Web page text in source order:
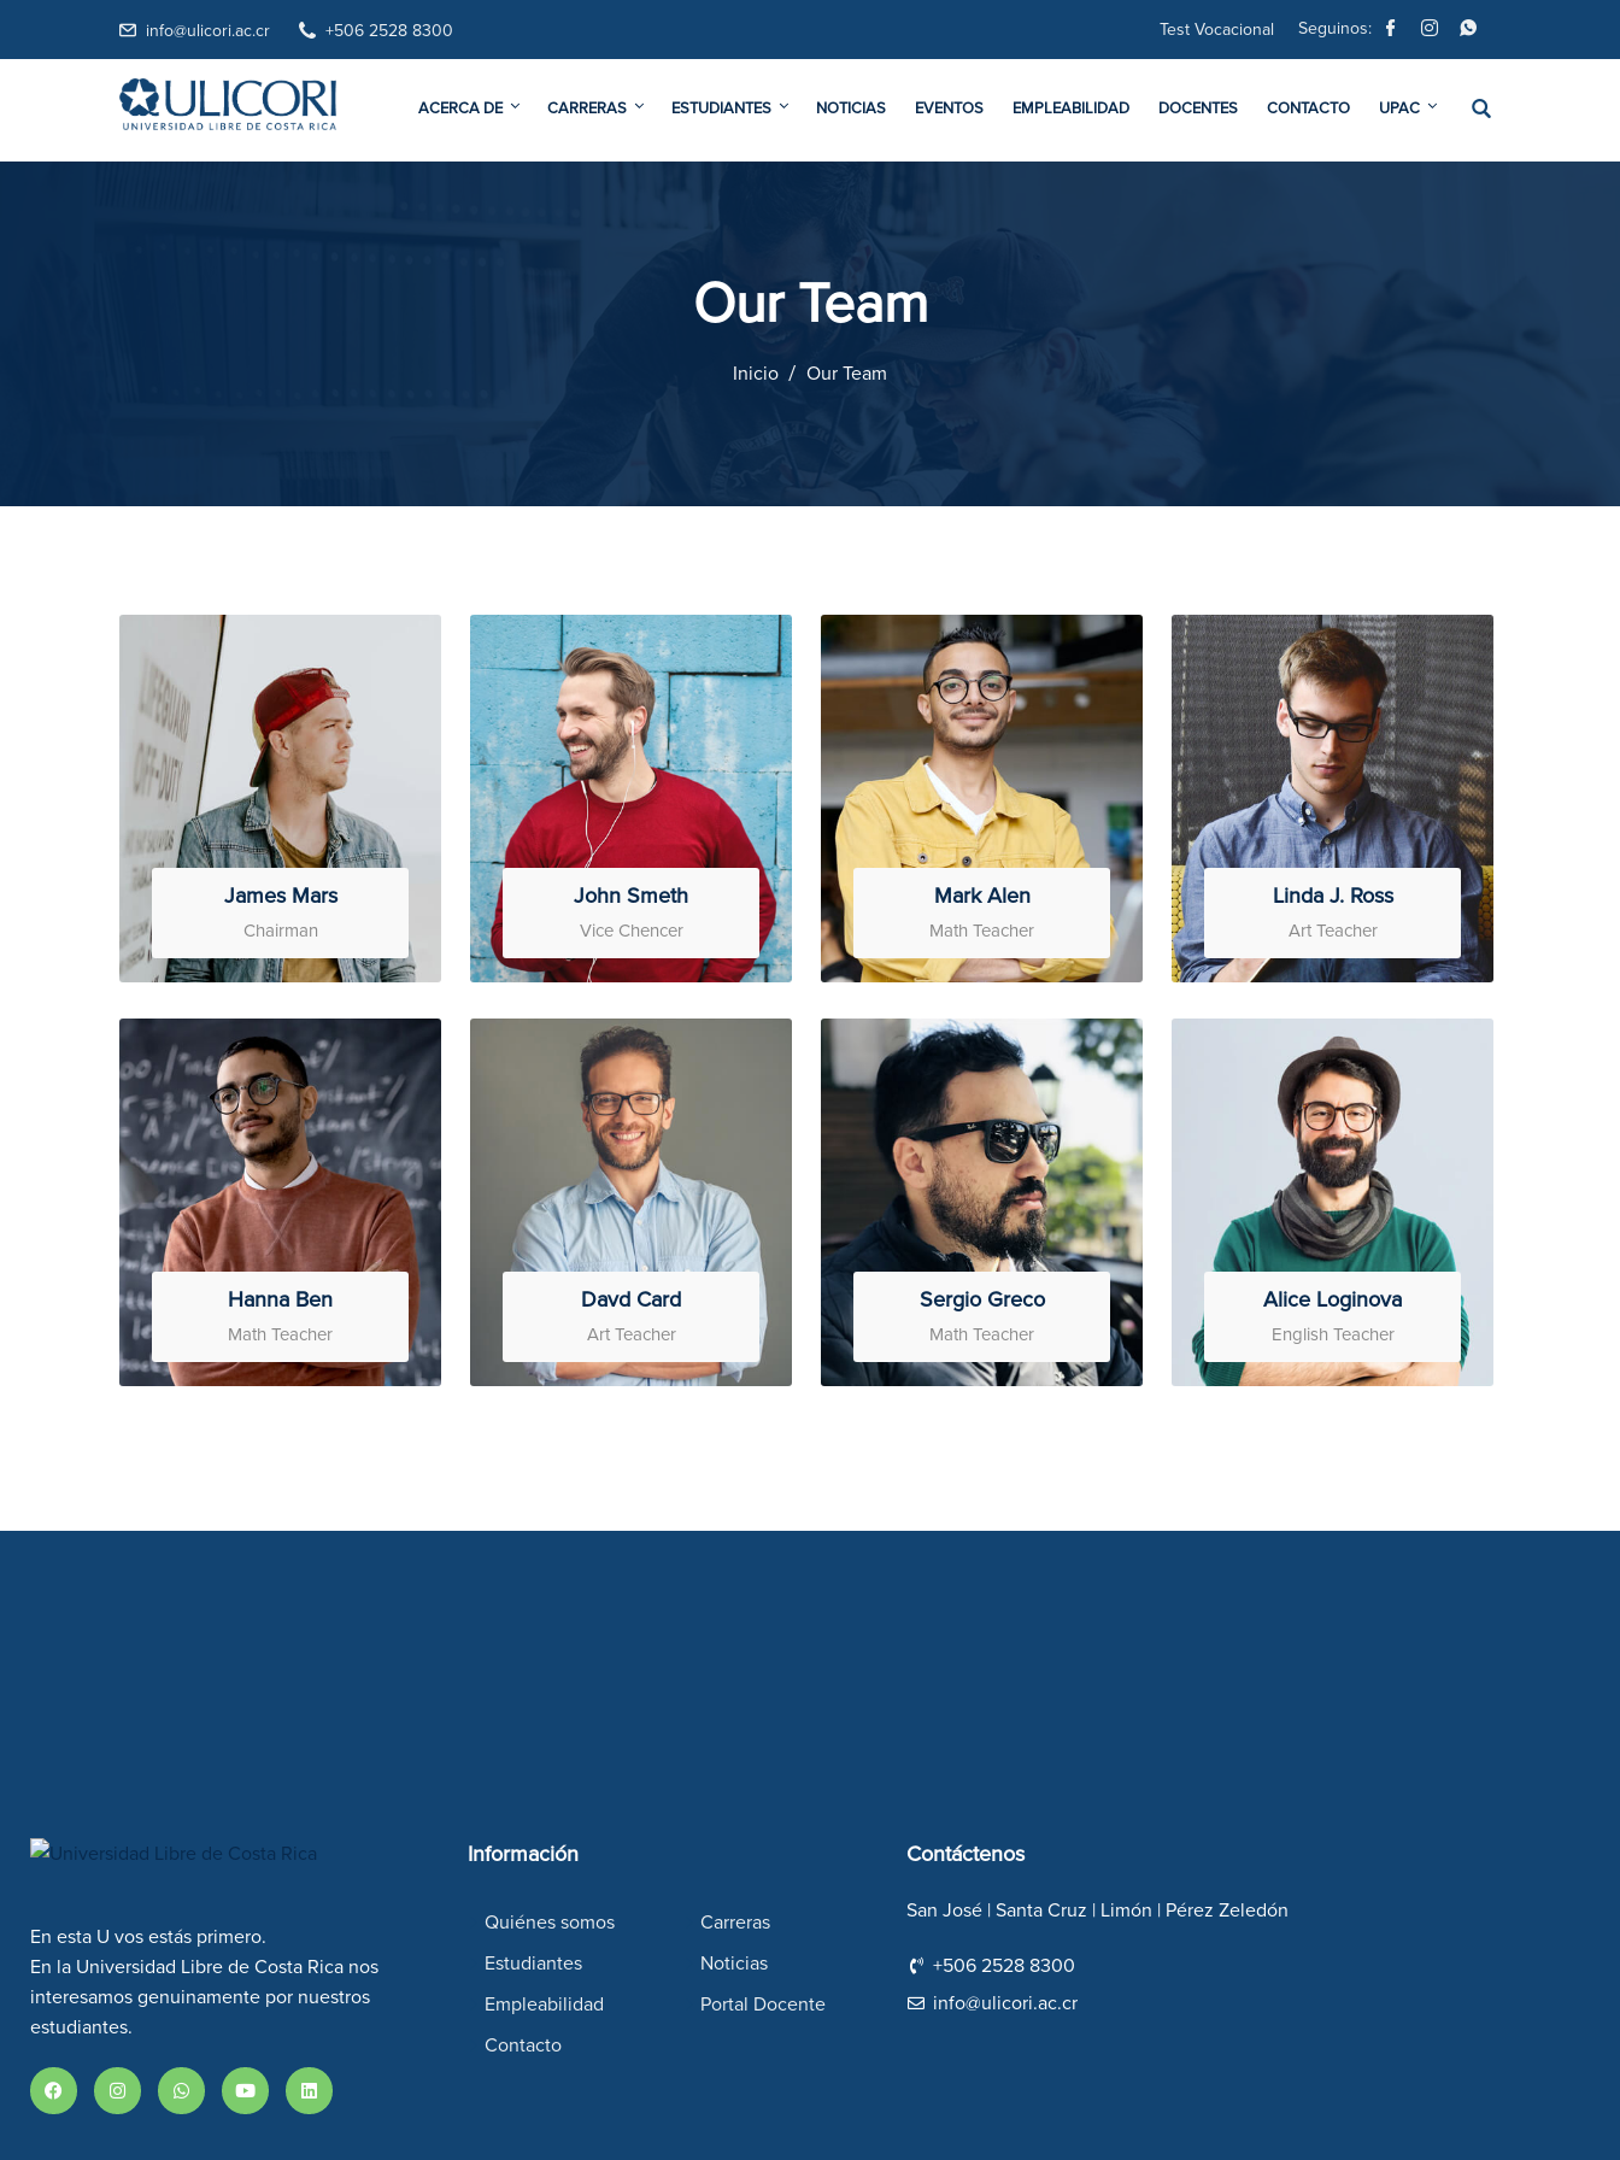
info@ulicori.ac.cr +506 2528 8300 Test Vocacional Seguinos:
ACERCA DE CARRERAS ESTUDIANTES NOTICIAS EVENTOS EMPLEABILIDAD DOCENTES CONTACTO UPAC
Our Team
Inicio Our Team
James Mars
Chairman
John Smeth
Vice Chencer
Mark Alen
Math Teacher
Linda J. Ross
Art Teacher
Hanna Ben
Math Teacher
Davd Card
Art Teacher
Sergio Greco
Math Teacher
Alice Loginova
English Teacher
En esta U vos estás primero.
En la Universidad Libre de Costa Rica nos
interesamos genuinamente por nuestros
estudiantes.
Información
Quiénes somos Carreras
Estudiantes Noticias
Empleabilidad Portal Docente
Contacto
Contáctenos
San José | Santa Cruz | Limón | Pérez Zeledón
+506 2528 8300
info@ulicori.ac.cr